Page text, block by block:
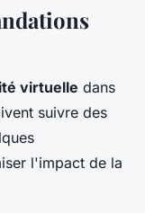
virtuelle dans
suivre des
l'impact de la